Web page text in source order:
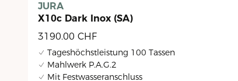
JURA
X10c Dark Inox (SA)
3190.00 CHF
Tageshöchstleistung 100 Tassen
Mahlwerk P.A.G.2
Mit Festwasseranschluss